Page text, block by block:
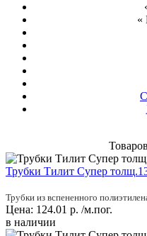
«
Трубки Тилит Супер
Трубки из вспененного
Цена: 124.01 р. /м.пог.
в наличии